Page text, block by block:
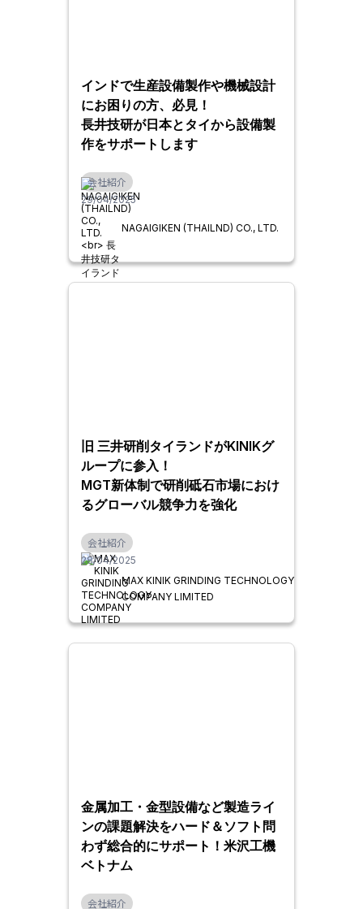
インドで生産設備製作や機械設計
にお困りの方、必見！
長井技研が日本とタイから設備製
作をサポートします
会社紹介
29/04/2025
NAGAIGIKEN (THAILND) CO., LTD.
旧 三井研削タイランドがKINIKグ
ループに参入！
MGT新体制で研削砥石市場におけ
るグローバル競争力を強化
会社紹介
28/04/2025
MAX KINIK GRINDING TECHNOLOGY
COMPANY LIMITED
金属加工・金型設備など製造ライ
ンの課題解決をハード＆ソフト問
わず総合的にサポート！米沢工機
ベトナム
会社紹介